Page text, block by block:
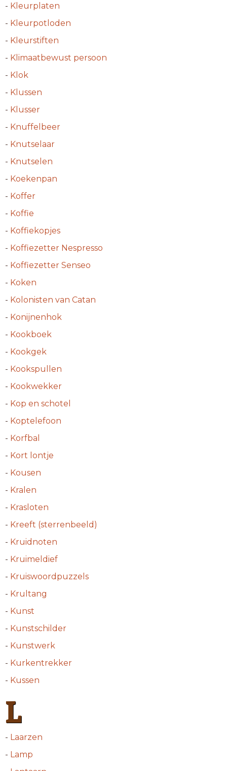
- Kleurplaten
- Kleurpotloden
- Kleurstiften
- Klimaatbewust persoon
- Klok
- Klussen
- Klusser
- Knuffelbeer
- Knutselaar
- Knutselen
- Koekenpan
- Koffer
- Koffie
- Koffiekopjes
- Koffiezetter Nespresso
- Koffiezetter Senseo
- Koken
- Kolonisten van Catan
- Konijnenhok
- Kookboek
- Kookgek
- Kookspullen
- Kookwekker
- Kop en schotel
- Koptelefoon
- Korfbal
- Kort lontje
- Kousen
- Kralen
- Krasloten
- Kreeft (sterrenbeeld)
- Kruidnoten
- Kruimeldief
- Kruiswoordpuzzels
- Krultang
- Kunst
- Kunstschilder
- Kunstwerk
- Kurkentrekker
- Kussen
L
- Laarzen
- Lamp